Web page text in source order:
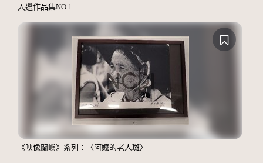
入選作品集NO.1
《映像蘭嶼》系列：〈阿嬤的老人斑〉